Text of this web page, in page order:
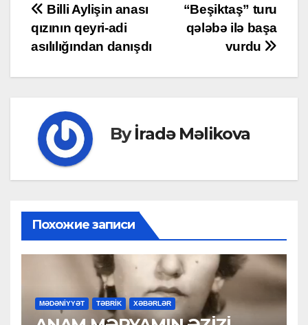
Post
navigation
“Beşiktaş” turu
qələbə ilə başa
vurdu
Billi Aylişin anası
qızının qeyri-adi
asılılığından danışdı
Byİradə Məlikova
Похожие записи
MƏDƏNİYYƏT TƏBRİK XƏBƏRLƏR